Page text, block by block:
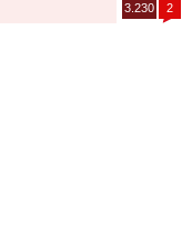
3.230 2